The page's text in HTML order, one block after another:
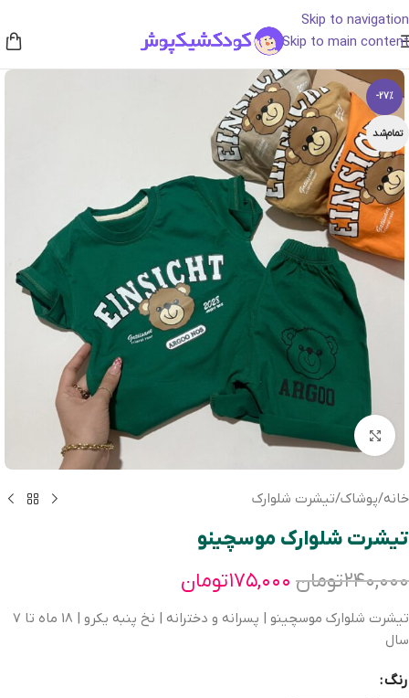
Skip to navigation
Skip to main content
-27%
تمام‌شد
بزرگنمایی تصویر
خانه/پوشاک/تیشرت شلوارک
تیشرت شلوارک موسچینو
۲۴۰,۰۰۰تومان ۱۷۵,۰۰۰تومان
تیشرت شلوارک موسچینو | پسرانه و دخترانه | نخ پنبه یکرو | 18 ماه تا 7
سال
رنگ